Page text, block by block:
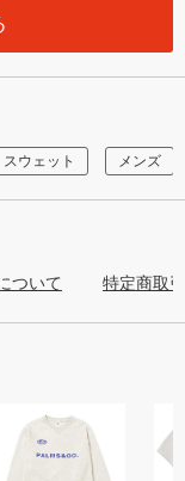
スウェット メンズ
ついて 特定商取